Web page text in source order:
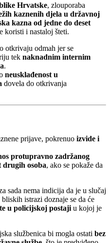
Hrvatske, zlouporaba
kaznenih djela u državnoj
kazna od jedne do deset
koristi i nastaloj šteti.
otkrivaju odmah jer se
tek naknadnim internim
.
neusklađenost u
dovela do otkrivanja
prijave, pokrenuo izvide i
protupravno zadržanog
drugih osoba, ako se pokaže da
sada nema indicija da je u slučaj
istrazi doznaje se da će
u policijskoj postaji u kojoj je
službenica bi mogla ostati bez